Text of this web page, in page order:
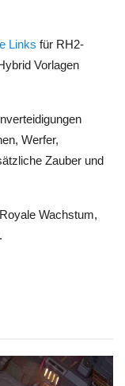
Links für RH2-
Vorlagen
Werfer,
Zauber und
Wachstum,